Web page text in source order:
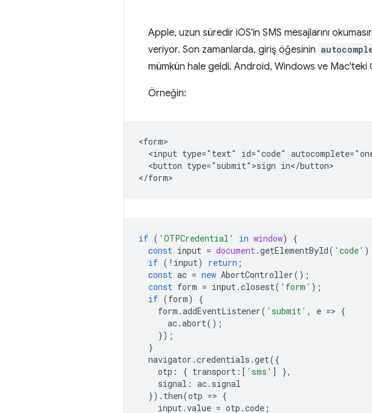
Apple, uzun süredir iOS'in SMS mesajlarını
veriyor. Son zamanlarda, giriş öğesinin
mümkün hale geldi. Android, Windows ve Mac'teki
Örneğin:
<form>
<input type="text" id="code"
  <button type="submit">sign in</button>
if ( 'OTPCredential' in window)
{
const input = document.getElementById( 'code'
if ( ! input) return ;
const ac = new AbortController();
const form = input.closest( 'form' );
if (form)
{
form .addEventListener( 'submit' , e => {
ac.abort();
});
}
navigator .credentials .get({
otp : { transport : [ 'sms' ]
},
signal : ac. signal
}). then(otp => {
input.value = otp .code ;